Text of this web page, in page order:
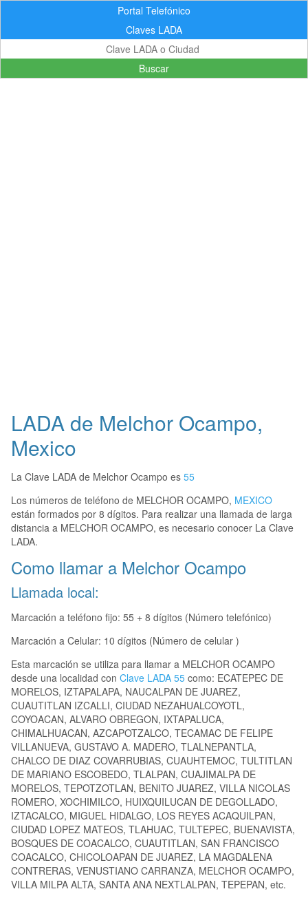
Portal Telefónico
Claves LADA
Buscar
LADA de Melchor Ocampo,
Mexico
La Clave LADA de Melchor Ocampo es 55
Los números de teléfono de MELCHOR OCAMPO, MEXICO
están formados por 8 dígitos. Para realizar una llamada de larga
distancia a MELCHOR OCAMPO, es necesario conocer La Clave
LADA.
Como llamar a Melchor Ocampo
Llamada local:
Marcación a teléfono fijo: 55 + 8 dígitos (Número telefónico)
Marcación a Celular: 10 dígitos (Número de celular )
Esta marcación se utiliza para llamar a MELCHOR OCAMPO
desde una localidad con Clave LADA 55 como: ECATEPEC DE
MORELOS, IZTAPALAPA, NAUCALPAN DE JUAREZ,
CUAUTITLAN IZCALLI, CIUDAD NEZAHUALCOYOTL,
COYOACAN, ALVARO OBREGON, IXTAPALUCA,
CHIMALHUACAN, AZCAPOTZALCO, TECAMAC DE FELIPE
VILLANUEVA, GUSTAVO A. MADERO, TLALNEPANTLA,
CHALCO DE DIAZ COVARRUBIAS, CUAUHTEMOC, TULTITLAN
DE MARIANO ESCOBEDO, TLALPAN, CUAJIMALPA DE
MORELOS, TEPOTZOTLAN, BENITO JUAREZ, VILLA NICOLAS
ROMERO, XOCHIMILCO, HUIXQUILUCAN DE DEGOLLADO,
IZTACALCO, MIGUEL HIDALGO, LOS REYES ACAQUILPAN,
CIUDAD LOPEZ MATEOS, TLAHUAC, TULTEPEC, BUENAVISTA,
BOSQUES DE COACALCO, CUAUTITLAN, SAN FRANCISCO
COACALCO, CHICOLOAPAN DE JUAREZ, LA MAGDALENA
CONTRERAS, VENUSTIANO CARRANZA, MELCHOR OCAMPO,
VILLA MILPA ALTA, SANTA ANA NEXTLALPAN, TEPEPAN, etc.